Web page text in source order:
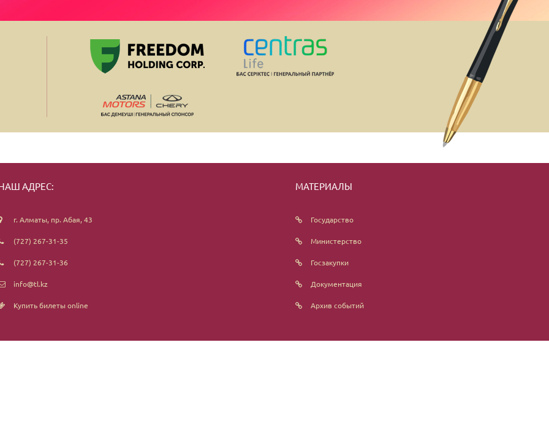
АДРЕС:
г. Алматы, пр. Абая, 43
(727) 267-31-35
(727) 267-31-36
info@tl.kz
Купить билеты online
МАТЕРИАЛЫ
Государство
Министерство
Госзакупки
Документация
Архив событий